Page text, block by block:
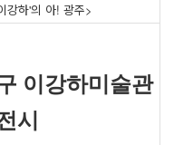
강하'의 아! 광주>
이강하미술관
시